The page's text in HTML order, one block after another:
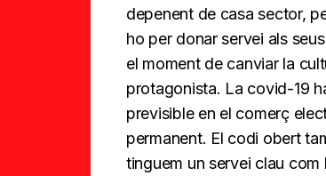
depenent de casa sector,
ho per donar servei als
el moment de canviar la
protagonista. La covid-19
previsible en el comerç
permanent. El codi obert
tinguem un servei clau